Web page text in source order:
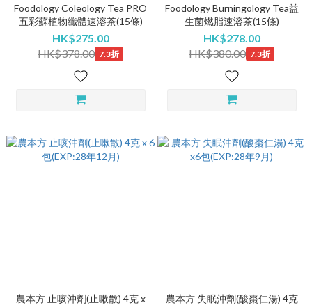
Foodology Coleology Tea PRO
五彩蘇植物纖體速溶茶(15條)
HK$275.00
HK$378.00 7.3折
Foodology Burningology Tea益
生菌燃脂速溶茶(15條)
HK$278.00
HK$380.00 7.3折
農本方 止咳沖劑(止嗽散) 4克 x
農本方 失眠沖劑(酸棗仁湯) 4克